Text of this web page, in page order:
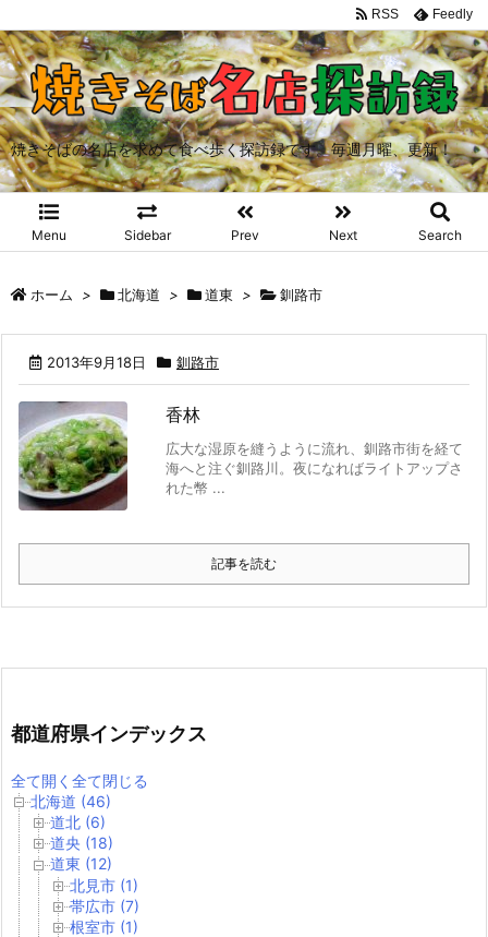
焼きそばの名店を求めて食べ歩く探訪録です。毎週月曜、更新！
Menu Sidebar Prev Next Search
RSS Feedly
ホーム > 北海道 > 道東 > 釧路市
2013年9月18日 釧路市
香林
広大な湿原を縫うように流れ、釧路市街を経て
海へと注ぐ釧路川。夜になればライトアップさ
れた幣 ...
記事を読む
都道府県インデックス
全て開く 全て閉じる
北海道 (46)
道北 (6)
道央 (18)
道東 (12)
北見市 (1)
帯広市 (7)
根室市 (1)